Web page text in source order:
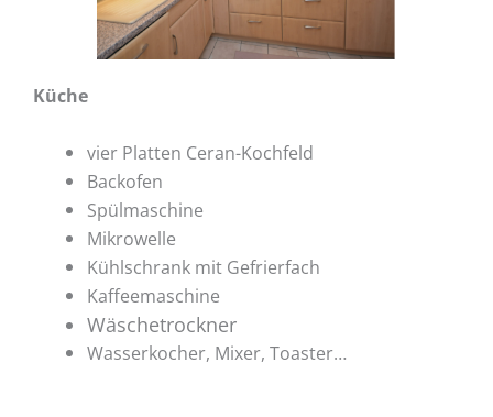
Küche
vier Platten Ceran-Kochfeld
Backofen
Spülmaschine
Mikrowelle
Kühlschrank mit Gefrierfach
Kaffeemaschine
Wäschetrockner
Wasserkocher, Mixer, Toaster…